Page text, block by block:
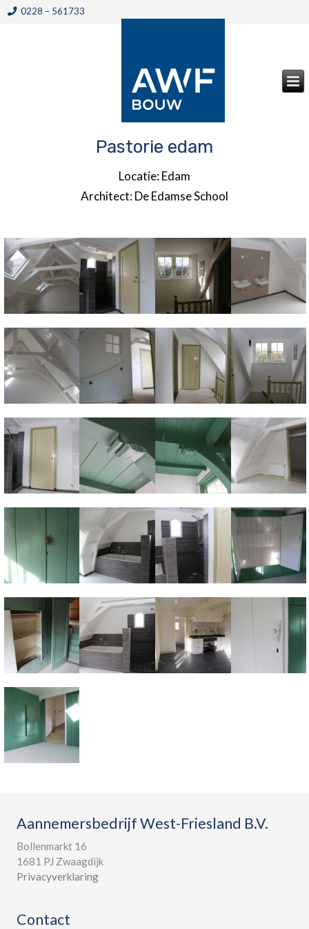
0228 – 561733
Pastorie edam
Locatie: Edam
Architect: De Edamse School
Aannemersbedrijf West-Friesland B.V.
Bollenmarkt 16
1681 PJ Zwaagdijk
Privacyverklaring
Contact